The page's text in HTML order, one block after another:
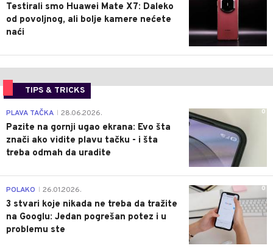
Testirali smo Huawei Mate X7: Daleko
od povoljnog, ali bolje kamere nećete
naći
TIPS & TRICKS
0
PLAVA TAČKA 28.06.2026.
Pazite na gornji ugao ekrana: Evo šta
znači ako vidite plavu tačku - i šta
treba odmah da uradite
0
POLAKO 26.01.2026.
3 stvari koje nikada ne treba da tražite
na Googlu: Jedan pogrešan potez i u
problemu ste